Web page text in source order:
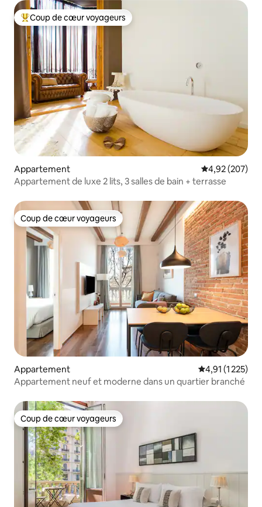
Coups de cœur voyageurs les plus appréciés
Coup de cœur voyageurs
Appartement Évaluation
4,92 (207)
Appartement de luxe 2 lits, 3 salles de bain + terrasse
Coup de cœur voyageurs
Coup de cœur voyageurs
Appartement Évaluation
4,91 (1 225)
Appartement neuf et moderne dans un quartier branché
Coup de cœur voyageurs
Coup de cœur voyageurs